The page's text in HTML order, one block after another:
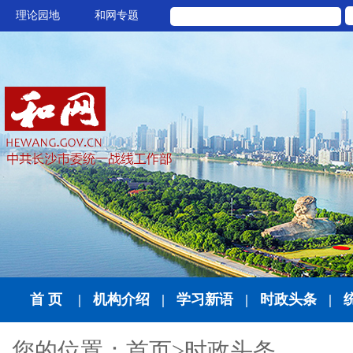
理论园地 和网专题
首 页 | 机构介绍 | 学习新语 | 时政头条 |